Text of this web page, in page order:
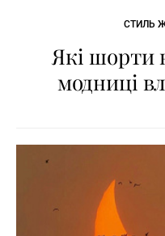
СТИЛЬ
Які шорти
модниці